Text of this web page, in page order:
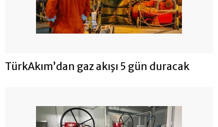
TürkAkım’dan gaz akışı 5 gün duracak